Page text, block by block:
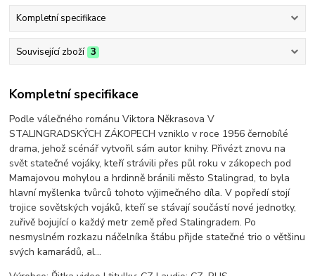
Kompletní specifikace
Související zboží 3
Kompletní specifikace
Podle válečného románu Viktora Někrasova V
STALINGRADSKÝCH ZÁKOPECH vzniklo v roce 1956 černobílé
drama, jehož scénář vytvořil sám autor knihy. Přivézt znovu na
svět statečné vojáky, kteří strávili přes půl roku v zákopech pod
Mamajovou mohylou a hrdinně bránili město Stalingrad, to byla
hlavní myšlenka tvůrců tohoto výjimečného díla. V popředí stojí
trojice sovětských vojáků, kteří se stávají součástí nové jednotky,
zuřivě bojující o každý metr země před Stalingradem. Po
nesmyslném rozkazu náčelníka štábu přijde statečné trio o většinu
svých kamarádů, al…